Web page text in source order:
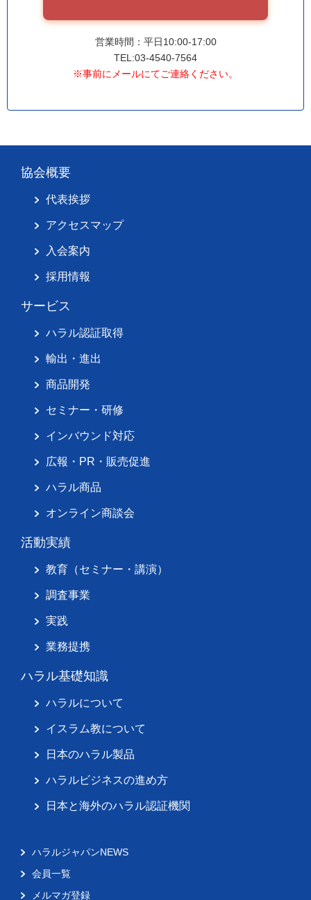
営業時間：平日10:00-17:00
TEL:03-4540-7564
※事前にメールにてご連絡ください。
協会概要
代表挨拶
アクセスマップ
入会案内
採用情報
サービス
ハラル認証取得
輸出・進出
商品開発
セミナー・研修
インバウンド対応
広報・PR・販売促進
ハラル商品
オンライン商談会
活動実績
教育（セミナー・講演）
調査事業
実践
業務提携
ハラル基礎知識
ハラルについて
イスラム教について
日本のハラル製品
ハラルビジネスの進め方
日本と海外のハラル認証機関
ハラルジャパンNEWS
会員一覧
メルマガ登録